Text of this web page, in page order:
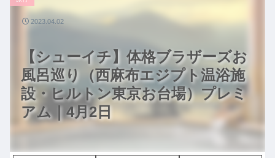
【シューイチ】体格ブラザーズお
風呂巡り（西麻布エジプト温浴施
設・ヒルトン東京お台場）プレミ
アム｜4月2日
2023.04.02